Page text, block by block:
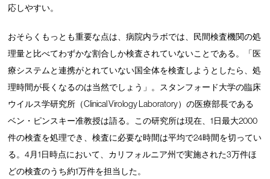
応しやすい。
おそらくもっとも重要な点は、病院内ラボでは、民間検査機関の処
理量と比べてわずかな割合しか検査されていないことである。「医
療システムと連携がとれていない国全体を検査しようとしたら、処
理時間が長くなるのは当然でしょう」。スタンフォード大学の臨床
ウイルス学研究所（Clinical Virology Laboratory）の医療部長である
ベン・ピンスキー准教授は語る。この研究所は現在、1日最大2000
件の検査を処理でき、検査に必要な時間は平均で24時間を切ってい
る。4月1日時点において、カリフォルニア州で実施された3万件ほ
どの検査のうち約1万件を担当した。